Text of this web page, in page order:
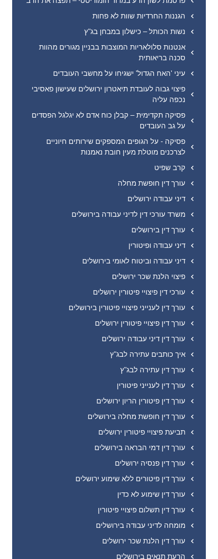
הגננות החרדיות שוות לא פחות
נשות הכותל – כישלון במבחן בג"ץ
אנטנות סלולאריות המוצבות בבניין מגורים מהוות
סכנה בריאותית
עיני 'האח הגדול' ישגיחו על מחשבי העובדים
פיצוי גבוה לעובדת תיאטרון ירושלים שעישון פאסיבי
נכפה עליה
פסיקה תקדימית – קבלן כוח אדם לא יגלגל הפסדים
על גב העובדים
פסיקה - על הגופים המספקים שירותים חיוניים
לצרכנים מוטלת מעין חובת נאמנות
קרב שפיט
עורך דין חופשת מחלה
דיני עבודה ירושלים
משרד עורכי דין לדיני עבודה בירושלים
עורך דין בירושלים
דיני עבודה ופיטורין
דיני עבודה וביטוח לאומי בירושלים
פיצוי הלנת שכר ירושלים
עורכי דין פיצויי פיטורין ירושלים
עורך דין לענייני פיצויי פיטורין בירושלים
עורך דין פיצויי פיטורין ירושלים
עורך דין דיני עבודה ירושלים
איך כותבים עתירה לבג"ץ
עורך דין עתירה לבג"ץ
עורך דין לענייני פיטורין
עורך דין פיטורין הריון ירושלים
עורך דין חופשת מחלה בירושלים
תביעת פיצויי פיטורין ירושלים
עורך דין דמי הבראה בירושלים
עורך דין פנסיה ירושלים
עורך דין פיטורים ללא שימוע ירושלים
עורך דין שימוע לא כדין
עורך דין תשלום פיצויי פיטורין
מומחה לדיני עבודה בירושלים
עורך דין הלנת שכר ירושלים
הרעת תנאים בירושלים